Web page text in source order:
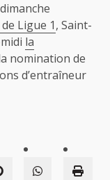
Ligue 1, Saint-
la
nomination de
d’entraîneur